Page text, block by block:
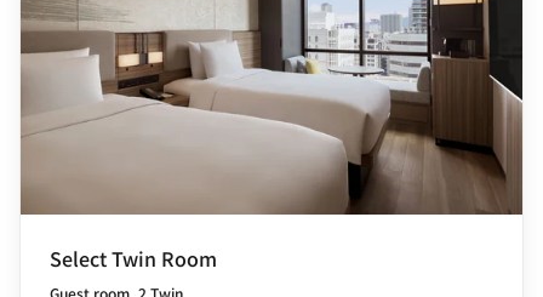
Select Twin Room
Guest room, 2 Twin